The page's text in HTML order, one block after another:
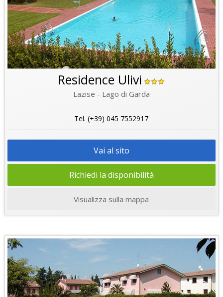
Residence Ulivi
Lazise - Lago di Garda
Tel. (+39) 045 7552917
Vai al sito
Richiedi la disponibilità
Visualizza sulla mappa